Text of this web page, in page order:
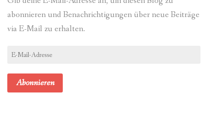
abonnieren und Benachrichtigungen über neue Beiträge
via E-Mail zu erhalten.
E-
Abonnieren